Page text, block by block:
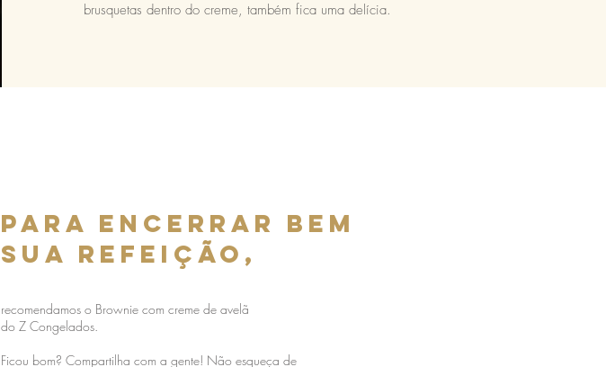
brusquetas dentro do creme, também fica uma delícia.
para encerrar bem
sua refeição,
recomendamos o Brownie com creme de avelã
do Z Congelados.
Ficou bom? Compartilha com a gente! Não esqueça de